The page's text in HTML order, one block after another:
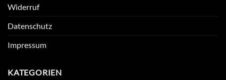
Widerruf
Datenschutz
Impressum
KATEGORIEN